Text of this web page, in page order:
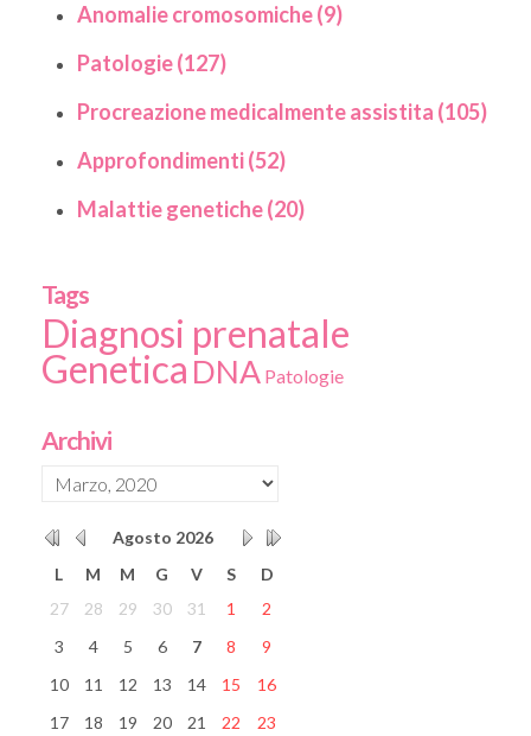
Anomalie cromosomiche (9)
Patologie (127)
Procreazione medicalmente assistita (105)
Approfondimenti (52)
Malattie genetiche (20)
Tags
Diagnosi prenatale
Genetica DNA Patologie
Archivi
Agosto 2026
L
M M G V S
D
27
28 29 30 31 1
2
3
4 5 6 7 8
9
10
11 12 13 14 15
16
17
18 19 20 21 22
23